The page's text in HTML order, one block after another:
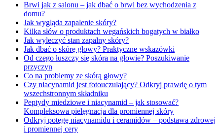
Brwi jak z salonu – jak dbać o brwi bez wychodzenia z
domu?
Jak wygląda zapalenie skóry?
Kilka słów o produktach wegańskich bogatych w białko
Jak wyleczyć stan zapalny skóry?
Jak dbać o skórę głowy? Praktyczne wskazówki
Od czego łuszczy się skóra na głowie? Poszukiwanie
przyczyn
Co na problemy ze skórą głowy?
Czy niacynamid jest fotouczulający? Odkryj prawdę o tym
wszechstronnym składniku
Peptydy miedziowe i niacynamid – jak stosować?
Kompleksowa pielęgnacja dla promiennej skóry
Odkryj potęgę niacynamidu i ceramidów – podstawa zdrowej
i promiennej cery